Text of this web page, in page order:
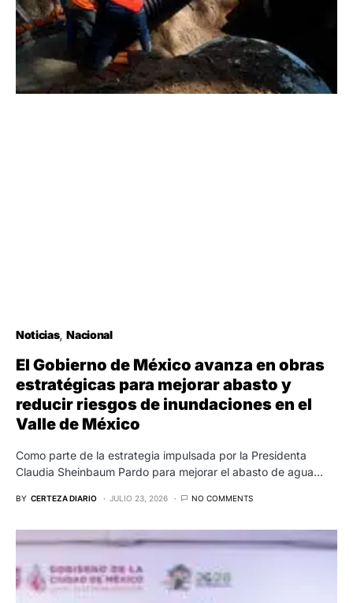
Noticias Nacional
El Gobierno de México avanza en obras
estratégicas para mejorar abasto y
reducir riesgos de inundaciones en el
Valle de México
Como parte de la estrategia impulsada por la Presidenta
Claudia Sheinbaum Pardo para mejorar el abasto de agua…
BY CERTEZA DIARIO JULIO 23, 2026 NO COMMENTS